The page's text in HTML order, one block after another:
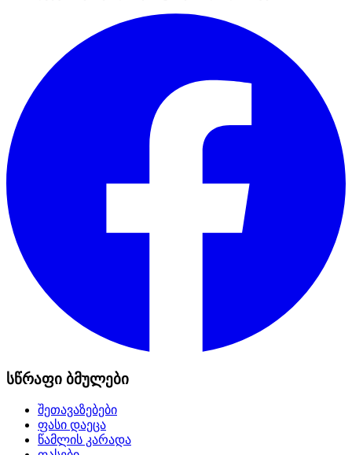
სწრაფი ბმულები
შეთავაზებები
ფასი დაეცა
წამლის კარადა